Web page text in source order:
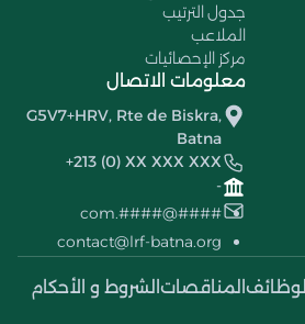
جدول الترتيب
الملاعب
مركز الإحصائيات
معلومات الاتصال
G5V7+HRV, Rte de Biskra,
Batna
+213 (0) XX XXX XXX
-
####@####.com
contact@lrf-batna.org
الوظائف المناقصات الشروط و الأحكام